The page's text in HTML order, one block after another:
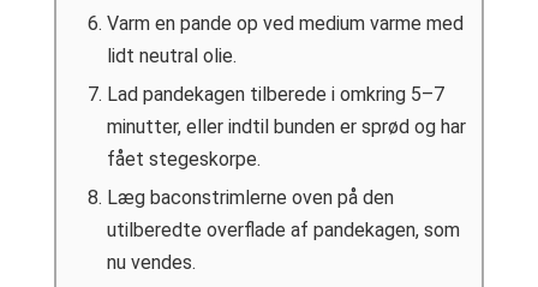
Varm en pande op ved medium varme med
lidt neutral olie.
Lad pandekagen tilberede i omkring 5–7
minutter, eller indtil bunden er sprød og har
fået stegeskorpe.
Læg baconstrimlerne oven på den
utilberedte overflade af pandekagen, som
nu vendes.